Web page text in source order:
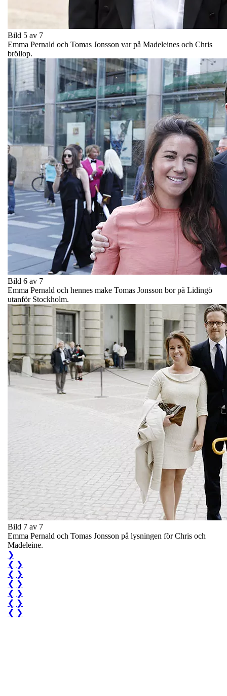
Bild 5 av 7
Emma Pernald och Tomas Jonsson var på Madeleines och Chris
bröllop.
Bild 6 av 7
Emma Pernald och hennes make Tomas Jonsson bor på Lidingö
utanför Stockholm.
Bild 7 av 7
Emma Pernald och Tomas Jonsson på lysningen för Chris och
Madeleine.
❯
❮ ❯
❮ ❯
❮ ❯
❮ ❯
❮ ❯
❮ ❯